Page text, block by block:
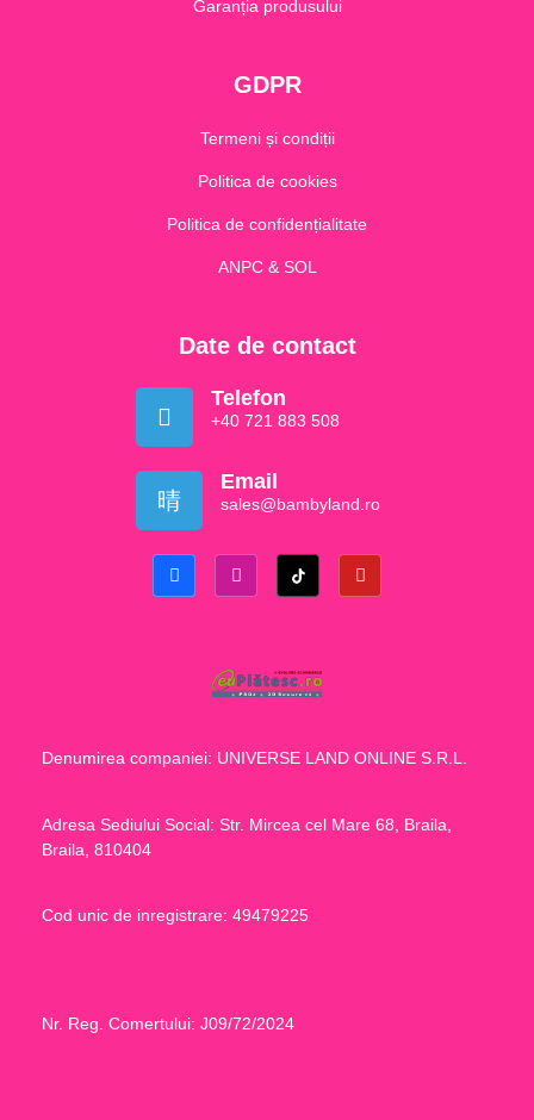
Garanția produsului
GDPR
Termeni și condiții
Politica de cookies
Politica de confidențialitate
ANPC & SOL
Date de contact
Telefon
+40 721 883 508
Email
sales@bambyland.ro​
Denumirea companiei: UNIVERSE LAND ONLINE S.R.L.
Adresa Sediului Social: Str. Mircea cel Mare 68, Braila,
Braila, 810404
Cod unic de inregistrare: 49479225
Nr. Reg. Comertului: J09/72/2024